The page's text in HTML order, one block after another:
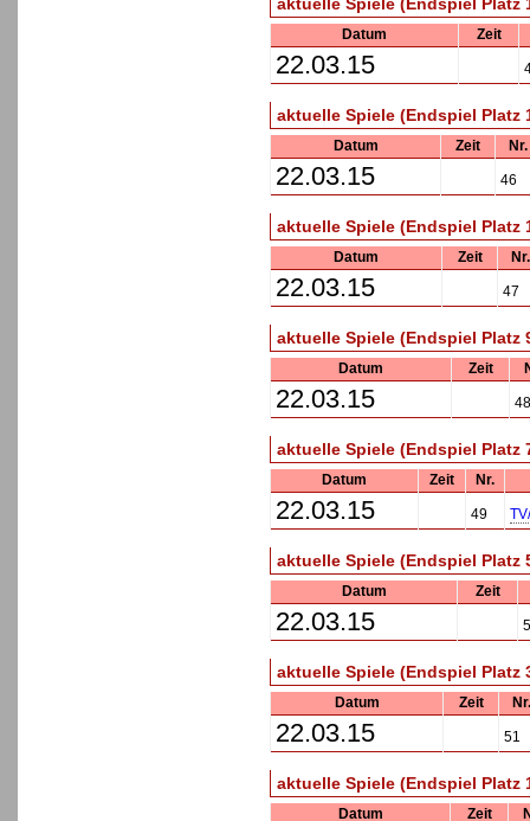
Datum Zeit
22.03.15
aktuelle Spiele (Endspiel Platz
Datum Zeit Nr.
22.03.15 46
aktuelle Spiele (Endspiel Platz
Datum Zeit Nr.
22.03.15 47
aktuelle Spiele (Endspiel Platz
Datum Zeit
22.03.15 48
aktuelle Spiele (Endspiel Platz
Datum Zeit Nr.
22.03.15 49
aktuelle Spiele (Endspiel Platz
Datum Zeit
22.03.15
aktuelle Spiele (Endspiel Platz
Datum Zeit Nr.
22.03.15 51
aktuelle Spiele (Endspiel Platz
Datum Zeit